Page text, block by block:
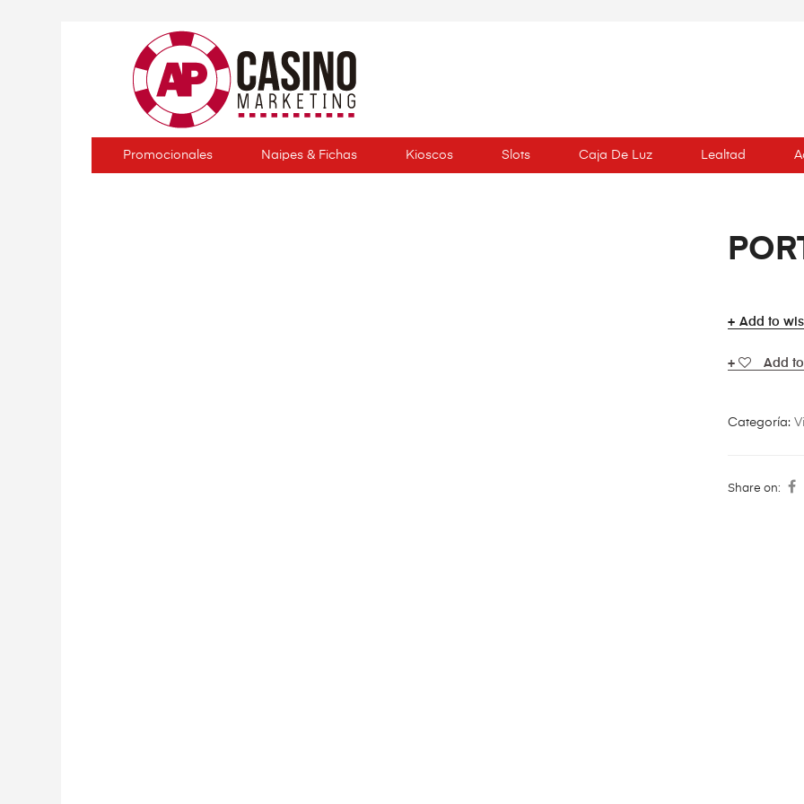
Promocionales Naipes & Fichas Kioscos Slots Caja De Luz Lealtad
Add to
Add
Categoría:
Share on: